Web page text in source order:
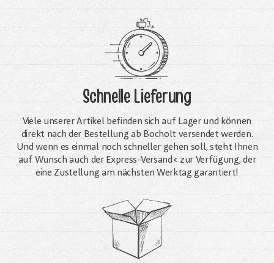
Schnelle Lieferung
Viele unserer Artikel befinden sich auf Lager und können
direkt nach der Bestellung ab Bocholt versendet werden.
Und wenn es einmal noch schneller gehen soll, steht Ihnen
auf Wunsch auch der Express-Versand< zur Verfügung, der
eine Zustellung am nächsten Werktag garantiert!